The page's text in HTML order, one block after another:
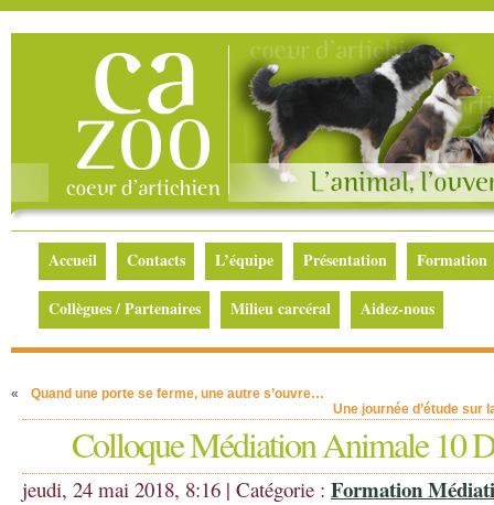
Accueil Contacts L’équipe Présentation Formation
Collègues / Partenaires Milieu carcéral Aidez-nous
«
Quand une porte se ferme, une autre s’ouvre…
Une journée d’étude sur
Colloque Médiation Animale 10
jeudi, 24 mai 2018, 8:16 | Catégorie : Formation